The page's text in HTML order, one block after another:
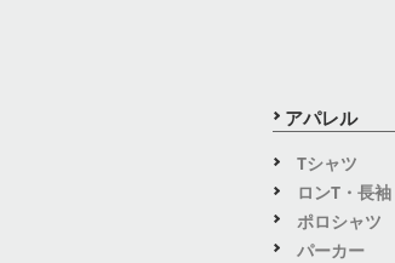
アパレル
Tシャツ
ロンT・長袖
ポロシャツ
パーカー